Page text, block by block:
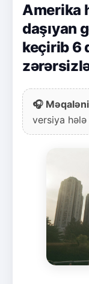
Amerika
daşıyan
keçirib 6
🎧
versiya hələ